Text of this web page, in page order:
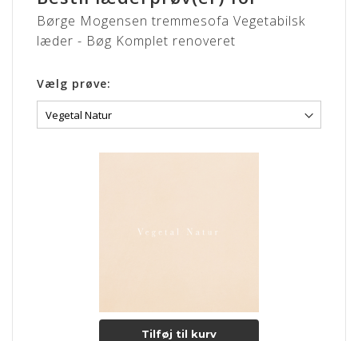
Børge Mogensen tremmesofa Vegetabilsk
læder - Bøg Komplet renoveret
Vælg prøve:
Tilføj til kurv